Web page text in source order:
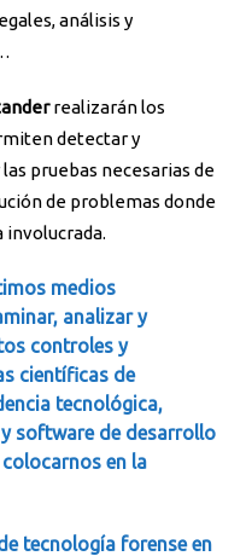
análisis y
realizarán los
detectar y
pruebas necesarias de
de problemas donde
medios
analizar y
controles y
científicas de
tecnológica,
software de desarrollo
en la
tecnología forense en